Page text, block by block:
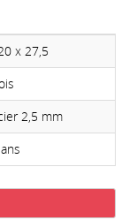
x 27,5
2,5 mm